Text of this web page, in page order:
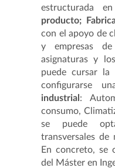
estructurada
producto;
con el apoyo de
y empresas
asignaturas y
puede cursar la
configurarse
industrial :
consumo,
se puede
transversales de
En concreto, se
del Máster en